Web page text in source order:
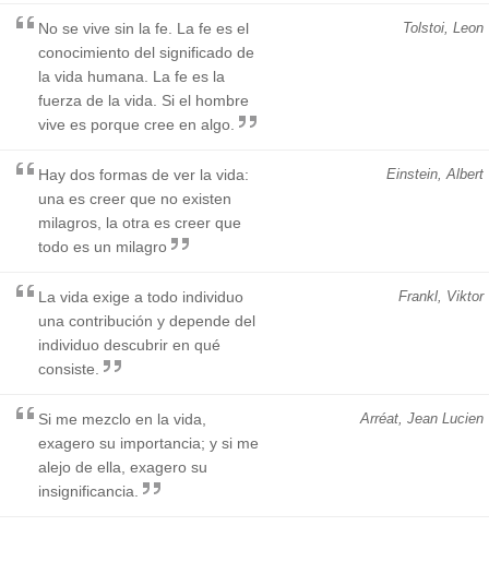
Tolstoi, Leon
No se vive sin la fe. La fe es el
conocimiento del significado de
la vida humana. La fe es la
fuerza de la vida. Si el hombre
vive es porque cree en algo.
Einstein, Albert
Hay dos formas de ver la vida:
una es creer que no existen
milagros, la otra es creer que
todo es un milagro
Frankl, Viktor
La vida exige a todo individuo
una contribución y depende del
individuo descubrir en qué
consiste.
Arréat, Jean Lucien
Si me mezclo en la vida,
exagero su importancia; y si me
alejo de ella, exagero su
insignificancia.